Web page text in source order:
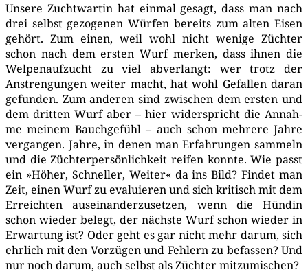
Unse­re Zucht­war­tin hat ein­mal gesagt, dass man nach
drei selbst gezo­ge­nen Wür­fen bereits zum alten Eisen
gehört. Zum einen, weil wohl nicht weni­ge Züch­ter
schon nach dem ers­ten Wurf mer­ken, dass ihnen die
Wel­pen­auf­zucht zu viel abver­langt: wer trotz der
Anstren­gun­gen wei­ter macht, hat wohl Gefal­len dar­an
gefun­den. Zum ande­ren sind zwi­schen dem ers­ten und
dem drit­ten Wurf aber – hier wider­spricht die Annah­
me mei­nem Bauch­ge­fühl – auch schon meh­re­re Jah­re
ver­gan­gen. Jah­re, in denen man Erfah­run­gen sam­meln
und die Züch­ter­per­sön­lich­keit rei­fen konn­te. Wie passt
ein »Höher, Schnel­ler, Wei­ter« da ins Bild? Fin­det man
Zeit, einen Wurf zu eva­lu­ie­ren und sich kri­tisch mit dem
Erreich­ten aus­ein­an­der­zu­set­zen, wenn die Hün­din
schon wie­der belegt, der nächs­te Wurf schon wie­der in
Erwar­tung ist? Oder geht es gar nicht mehr dar­um, sich
ehr­lich mit den Vor­zü­gen und Feh­lern zu befas­sen? Und
nur noch dar­um, auch selbst als Züch­ter mitzumischen?